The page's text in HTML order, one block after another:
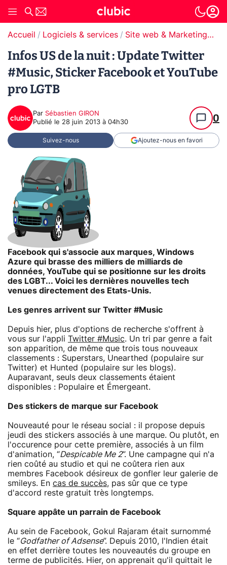
Accueil Logiciels & services Site web & Marketing Digital
Infos US de la nuit : Update Twitter
#Music, Sticker Facebook et YouTube
pro LGTB
Par Sébastien GIRON
Publié le 28 juin 2013 à 04h30 0
Suivez-nous Ajoutez-nous en favori
Facebook qui s'associe aux marques, Windows
Azure qui brasse des milliers de milliards de
données, YouTube qui se positionne sur les droits
des LGBT... Voici les dernières nouvelles tech
venues directement des Etats-Unis.
Les genres arrivent sur Twitter #Music
Depuis hier, plus d'options de recherche s'offrent à
vous sur l'appli Twitter #Music. Un tri par genre a fait
son apparition, de même que trois tous nouveaux
classements : Superstars, Unearthed (populaire sur
Twitter) et Hunted (populaire sur les blogs).
Auparavant, seuls deux classements étaient
disponibles : Populaire et Émergeant.
Des stickers de marque sur Facebook
Nouveauté pour le réseau social : il propose depuis
jeudi des stickers associés à une marque. Ou plutôt, en
l'occurence pour cette première, associés à un film
d'animation, “Despicable Me 2”. Une campagne qui n'a
rien coûté au studio et qui ne coûtera rien aux
membres Facebook désireux de gonfler leur galerie de
smileys. En cas de succès, pas sûr que ce type
d'accord reste gratuit très longtemps.
Square appâte un parrain de Facebook
Au sein de Facebook, Gokul Rajaram était surnommé
le “Godfather of Adsense”. Depuis 2010, l'Indien était
en effet derrière toutes les nouveautés du groupe en
terme de publicités. Hier, on apprenait qu'il quittait le